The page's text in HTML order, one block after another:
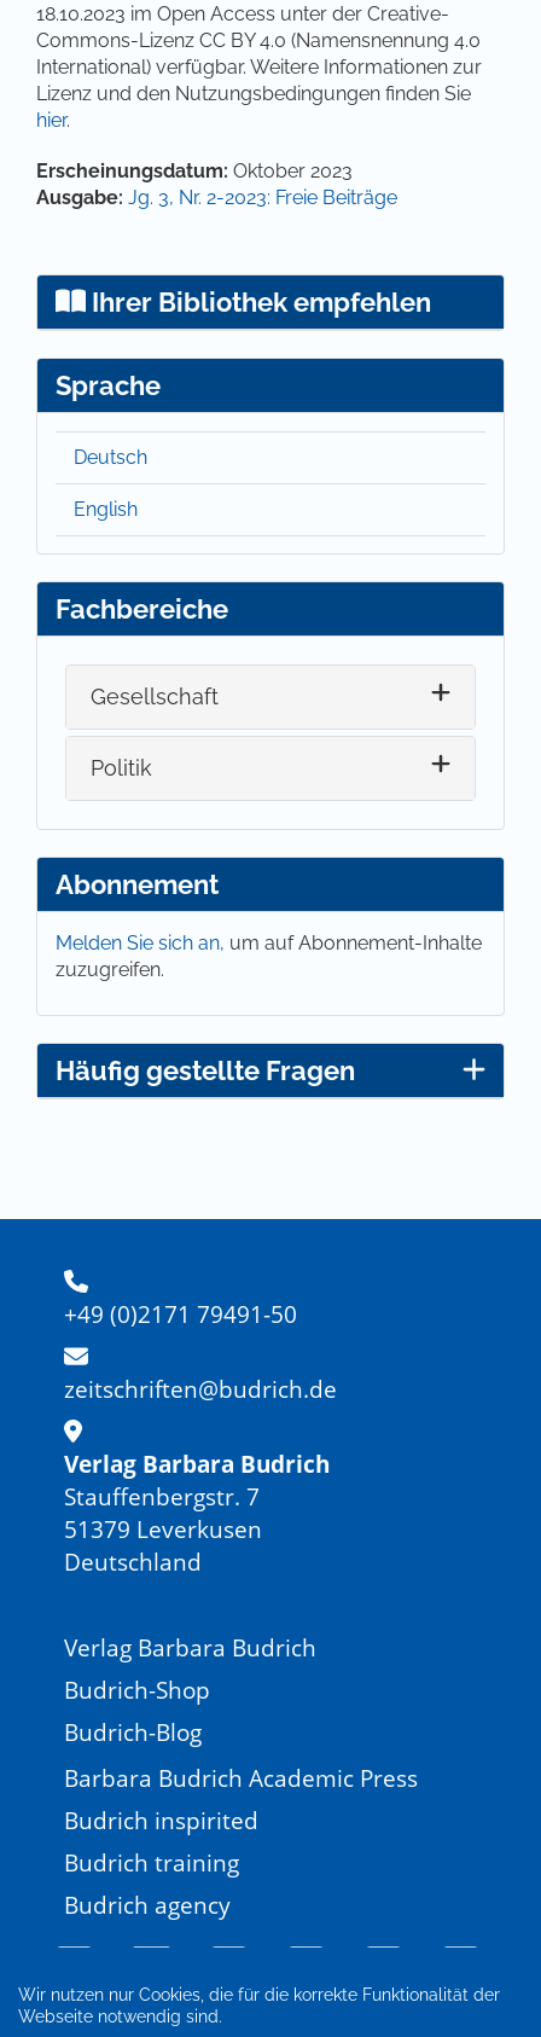
Wir nutzen nur Cookies, die für die korrekte Funktionalität der
Webseite notwendig sind.
18.10.2023 im Open Access unter der Creative-
Commons-Lizenz CC BY 4.0 (Namensnennung 4.0
International) verfügbar. Weitere Informationen zur
Lizenz und den Nutzungsbedingungen finden Sie
hier.
Artikel-Details
Erscheinungsdatum: Oktober 2023
Ausgabe: Jg. 3, Nr. 2-2023: Freie Beiträge
Ihrer Bibliothek empfehlen
Sprache
Deutsch
English
Fachbereiche
Gesellschaft
Politik
Abonnement
Melden Sie sich an, um auf Abonnement-Inhalte
zuzugreifen.
Häufig gestellte Fragen
+49 (0)2171 79491-50
zeitschriften@budrich.de
Verlag Barbara Budrich
Stauffenbergstr. 7
51379 Leverkusen
Deutschland
Verlag Barbara Budrich
Budrich-Shop
Budrich-Blog
Barbara Budrich Academic Press
Budrich inspirited
Budrich training
Budrich agency